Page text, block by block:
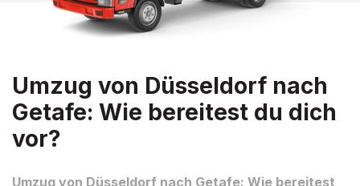
Umzug von Düsseldorf nach
Getafe: Wie bereitest du dich
vor?
Umzug von Düsseldorf nach Getafe: Wie bereitest